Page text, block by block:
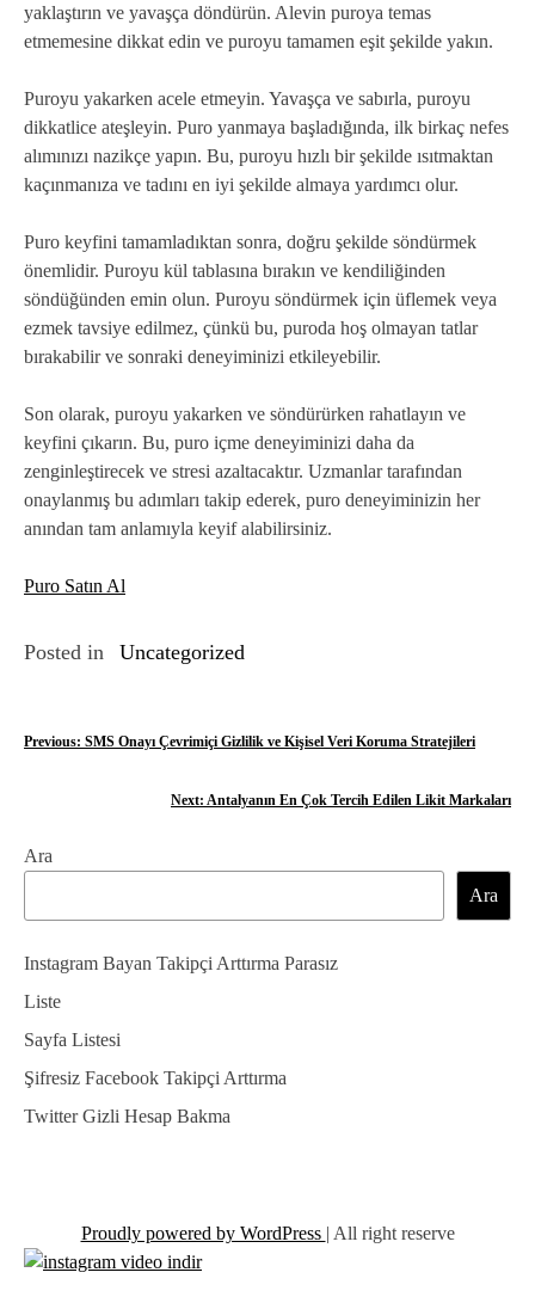
yaklaştırın ve yavaşça döndürün. Alevin puroya temas
etmemesine dikkat edin ve puroyu tamamen eşit şekilde yakın.
Puroyu yakarken acele etmeyin. Yavaşça ve sabırla, puroyu
dikkatlice ateşleyin. Puro yanmaya başladığında, ilk birkaç nefes
alımınızı nazikçe yapın. Bu, puroyu hızlı bir şekilde ısıtmaktan
kaçınmanıza ve tadını en iyi şekilde almaya yardımcı olur.
Puro keyfini tamamladıktan sonra, doğru şekilde söndürmek
önemlidir. Puroyu kül tablasına bırakın ve kendiliğinden
söndüğünden emin olun. Puroyu söndürmek için üflemek veya
ezmek tavsiye edilmez, çünkü bu, puroda hoş olmayan tatlar
bırakabilir ve sonraki deneyiminizi etkileyebilir.
Son olarak, puroyu yakarken ve söndürürken rahatlayın ve
keyfini çıkarın. Bu, puro içme deneyiminizi daha da
zenginleştirecek ve stresi azaltacaktır. Uzmanlar tarafından
onaylanmış bu adımları takip ederek, puro deneyiminizin her
anından tam anlamıyla keyif alabilirsiniz.
Puro Satın Al
Posted in Uncategorized
Y
ı
g
e
z
i
n
m
i
Previous: SMS Onayı Çevrimiçi Gizlilik ve Kişisel Veri Koruma Stratejileri
Next: Antalyanın En Çok Tercih Edilen Likit Markaları
Ara
Ara
Instagram Bayan Takipçi Arttırma Parasız
Liste
Sayfa Listesi
Şifresiz Facebook Takipçi Arttırma
Twitter Gizli Hesap Bakma
Proudly powered by WordPress | All right reserve